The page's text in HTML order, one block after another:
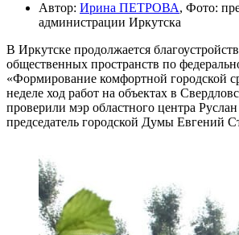
Автор: Ирина ПЕТРОВА, Фото:
администрации Иркутска
В Иркутске продолжается
общественных пространств по
«Формирование комфортной городской
неделе ход работ на объектах в
проверили мэр областного центра
председатель городской Думы Евгений